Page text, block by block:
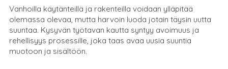
Vanhoilla käytänteillä ja rakenteilla voidaan ylläpitää
olemassa olevaa, mutta harvoin luoda jotain täysin uutta
suuntaa. Kysyvän työtavan kautta syntyy avoimuus ja
rehellisyys prosessille, joka taas avaa uusia suuntia
muotoon ja sisältöön.